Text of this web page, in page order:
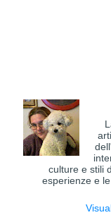
culture e stili
esperienze e